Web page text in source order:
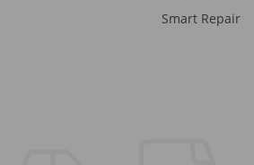
Smart Repair